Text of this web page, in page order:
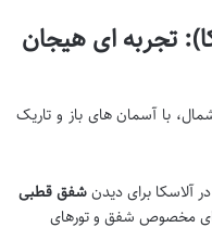
تجربه ای هیجان
با آسمان های باز و تاریک
آلاسکا برای دیدنشفق قطبی
مخصوص شفق و تورهای